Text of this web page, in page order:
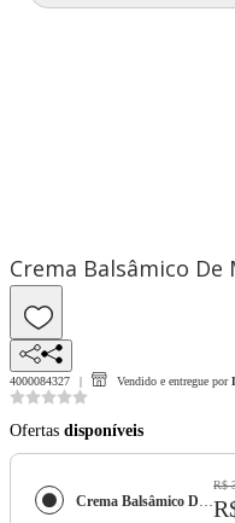
Crema Balsâmico
4000084327 Vendido e entregue por
Ofertas disponíveis
Crema Balsâmico De Morango 150Ml La Pastina
R$